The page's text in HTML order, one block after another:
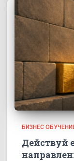
БИЗНЕС
Действуй